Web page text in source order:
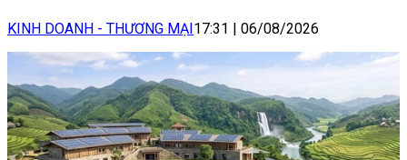
KINH DOANH - THƯƠNG MẠI 17:31 06/08/2026